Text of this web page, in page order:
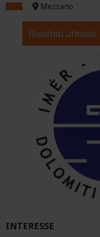
Mezzano
Risultati ufficiali
INTERESSE